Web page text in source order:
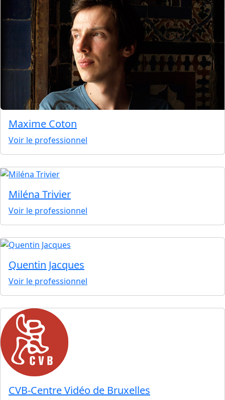
Maxime Coton
Voir le professionnel
Miléna Trivier
Voir le professionnel
Quentin Jacques
Voir le professionnel
CVB-Centre Vidéo de Bruxelles